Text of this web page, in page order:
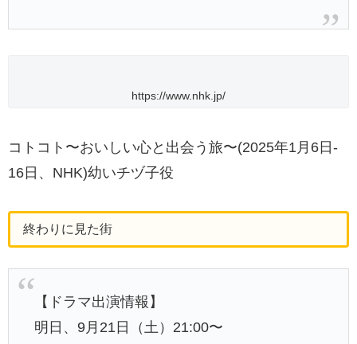
https://www.nhk.jp/
コトコト〜おいしい心と出会う旅〜(2025年1月6日-
16日、NHK)幼いチヅ子役
終わりに見た街
【ドラマ出演情報】
明日、9月21日（土）21:00〜